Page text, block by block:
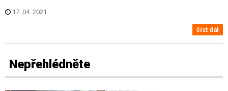
17. 04. 2021
číst dál
Nepřehlédněte